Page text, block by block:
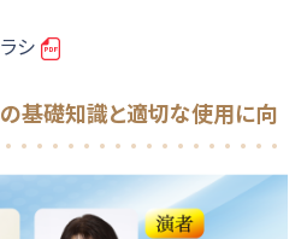
シ
基礎知識と適切な使用に向